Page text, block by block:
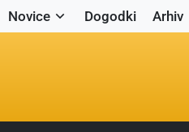
Novice Dogodki Arhiv